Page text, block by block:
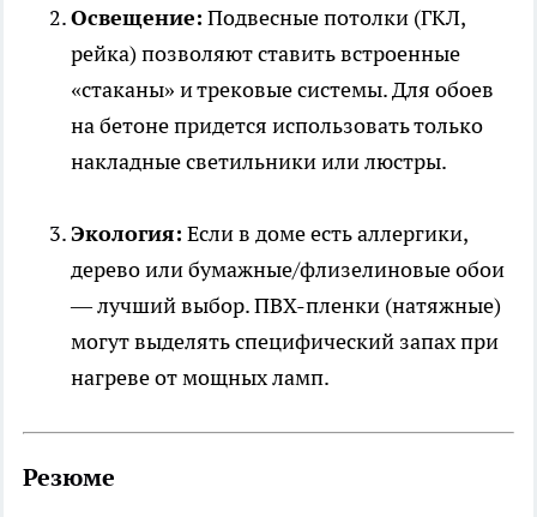
Освещение: Подвесные потолки (ГКЛ,
рейка) позволяют ставить встроенные
«стаканы» и трековые системы. Для обоев
на бетоне придется использовать только
накладные светильники или люстры.
Экология: Если в доме есть аллергики,
дерево или бумажные/флизелиновые обои
— лучший выбор. ПВХ-пленки (натяжные)
могут выделять специфический запах при
нагреве от мощных ламп.
Резюме